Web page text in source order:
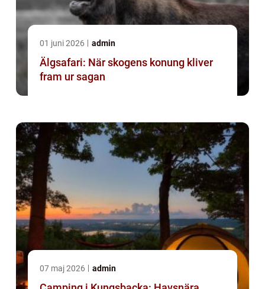
01 juni 2026 admin
Älgsafari: När skogens konung kliver
fram ur sagan
07 maj 2026 admin